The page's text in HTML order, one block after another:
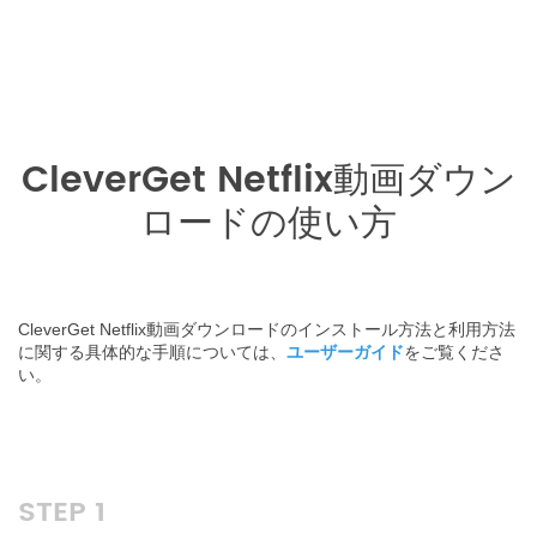
CleverGet Netflix動画ダウン
ロードの使い方
CleverGet Netflix動画ダウンロードのインストール方法と利用方法
に関する具体的な手順については、 ユーザーガイドをご覧くださ
い。
STEP 1